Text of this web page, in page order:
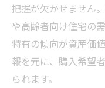
把握が欠かせません
や高齢者向け住宅の
特有の傾向が資産価
報を元に、購入希望
られます。